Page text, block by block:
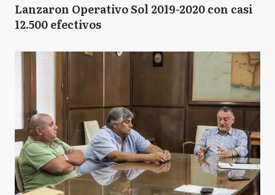
Lanzaron Operativo Sol 2019-2020 con casi
12.500 efectivos